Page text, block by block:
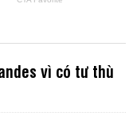
vì có tư thù